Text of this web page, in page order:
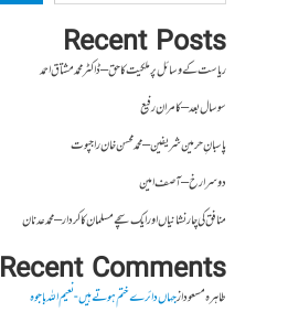
Recent Posts
ریاست کے وسائل پر ملکیت کا حق – ڈاکٹر محمد مشتاق احمد
سو سال بعد – کامران رفیع
پاسبانِ حرمین شریفین – محمد محسن خان راجپوت
دوسرا رخ – آصف امین
منافق کی چار نشانیاں اور ایک سچے مسلمان کا کردار – محمد عدنان
Recent Comments
طاہرہ مسعودازجہاں دائرے ختم ہوتے ہیں- نعیم اللہ باجوہ